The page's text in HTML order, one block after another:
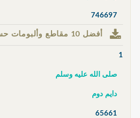
746697
أفضل 10 مقاطع وألبومات حسب مرات التنزيل
1
صلى الله عليه وسلم
دايم دوم
65661